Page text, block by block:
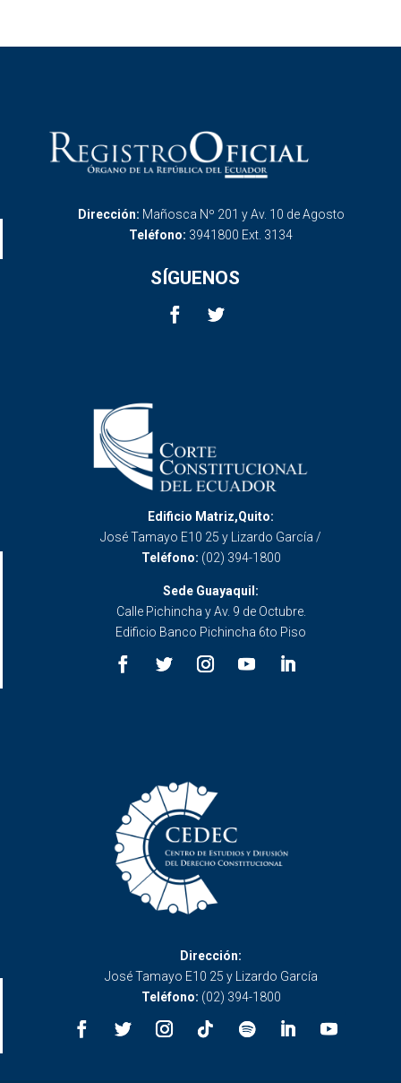
Dirección: Mañosca Nº 201 y Av. 10 de Agosto
Teléfono: 3941800 Ext. 3134
SÍGUENOS
Edificio Matriz,Quito:
José Tamayo E10 25 y Lizardo García /
Teléfono: (02) 394-1800
Sede Guayaquil:
Calle Pichincha y Av. 9 de Octubre.
Edificio Banco Pichincha 6to Piso
Dirección:
José Tamayo E10 25 y Lizardo García
Teléfono: (02) 394-1800